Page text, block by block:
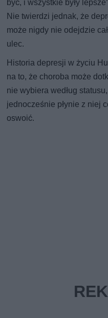
być, i wszystkie były
Nie twierdzi jednak, że
może nigdy nie odejdzie
ulec.
Historia depresji w życiu
na to, że choroba może
nie wybiera według
jednocześnie płynie z niej
oswoić.